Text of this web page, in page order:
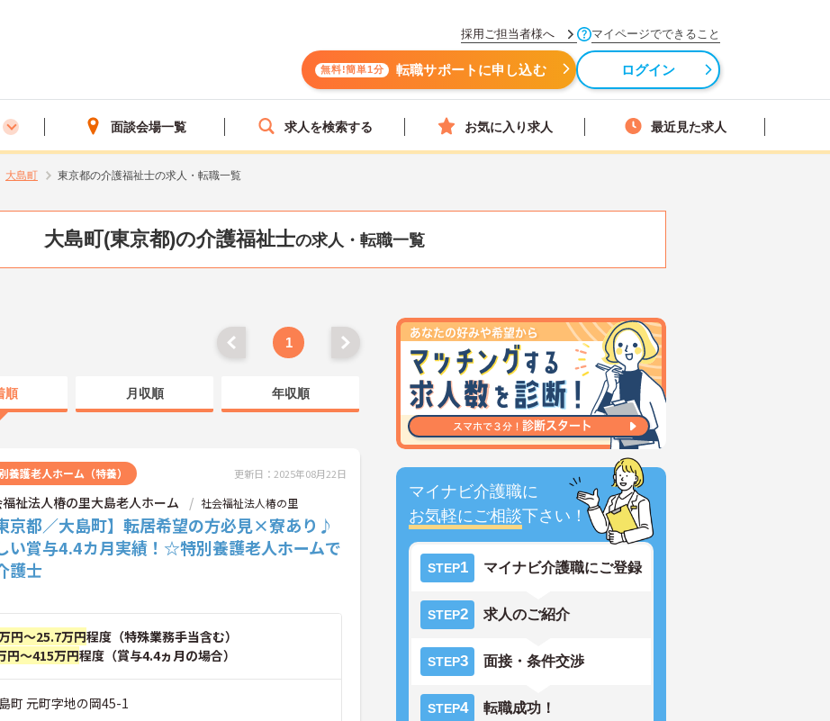
採用ご担当者様へ マイページでできること
無料!簡単1分 転職サポートに申し込む ログイン
面談会場一覧 求人を検索する お気に入り求人 最近見た求人
大島町 東京都の介護福祉士の求人・転職一覧
大島町(東京都)の介護福祉士の求人・転職一覧
マイナビ介護職に
お気軽にご相談下さい！
STEP1 マイナビ介護職にご登録
STEP2 求人のご紹介
STEP3 面接・条件交渉
STEP4 転職成功！
1
順 月収順 年収順
養護老人ホーム（特養） 更新日：2025年08月22日
祉法人椿の里大島老人ホーム 社会福祉法人椿の里
東京都／大島町】転居希望の方必見×寮あり♪
い賞与4.4カ月実績！☆特別養護老人ホームで
護士
円～25.7万円程度（特殊業務手当含む）
円～415万円程度（賞与4.4ヵ月の場合）
町 元町字地の岡45-1